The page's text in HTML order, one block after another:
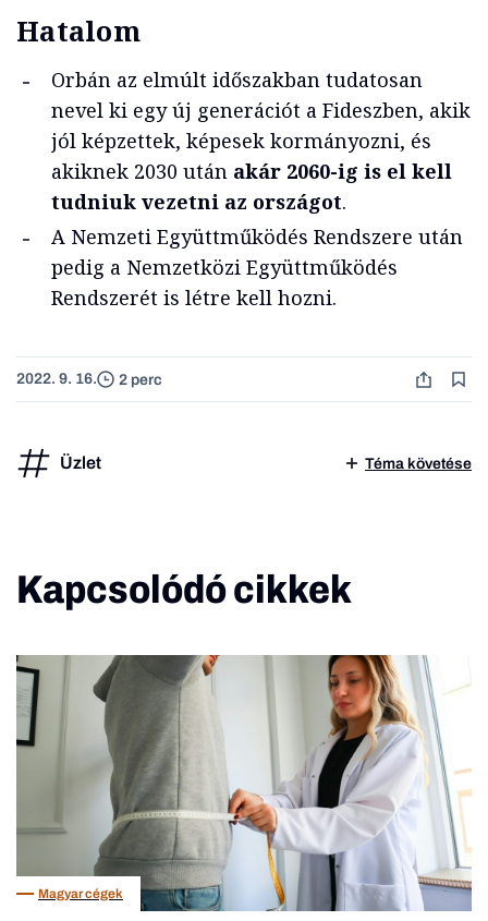
Hatalom
Orbán az elmúlt időszakban tudatosan
nevel ki egy új generációt a Fideszben, akik
jól képzettek, képesek kormányozni, és
akiknek 2030 után akár 2060-ig is el kell
tudniuk vezetni az országot.
A Nemzeti Együttműködés Rendszere után
pedig a Nemzetközi Együttműködés
Rendszerét is létre kell hozni.
2022. 9. 16. 2 perc
Üzlet Téma követése
Kapcsolódó cikkek
Magyar cégek